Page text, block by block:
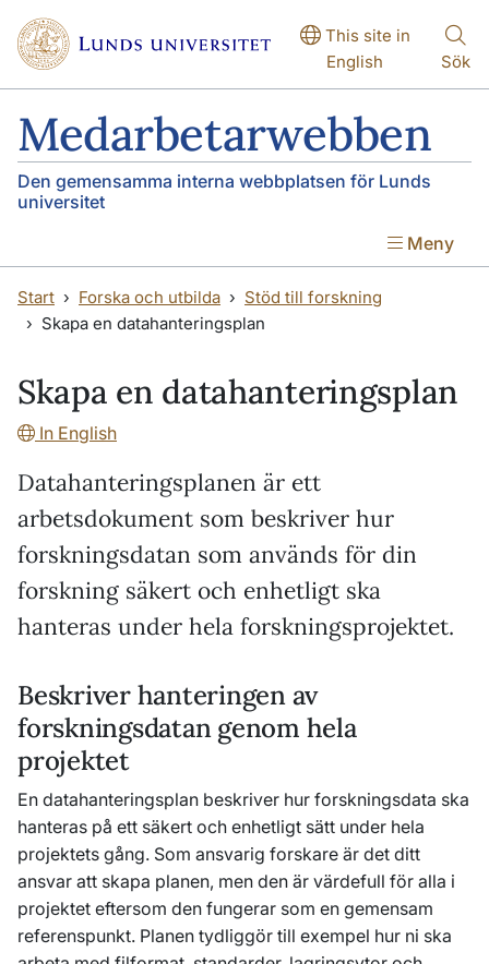
Hoppa till huvudinnehåll
Hoppa till huvudinnehåll
This site in
English
Sök
Medarbetarwebben
Den gemensamma interna webbplatsen för Lunds
universitet
Meny
Start Forska och utbilda
Stöd till forskning
Skapa en datahanteringsplan
Skapa en datahanteringsplan
In English
Datahanteringsplanen är ett
arbetsdokument som beskriver hur
forskningsdatan som används för din
forskning säkert och enhetligt ska
hanteras under hela forskningsprojektet.
Beskriver hanteringen av
forskningsdatan genom hela
projektet
En datahanteringsplan beskriver hur forskningsdata ska
hanteras på ett säkert och enhetligt sätt under hela
projektets gång. Som ansvarig forskare är det ditt
ansvar att skapa planen, men den är värdefull för alla i
projektet eftersom den fungerar som en gemensam
referenspunkt. Planen tydliggör till exempel hur ni ska